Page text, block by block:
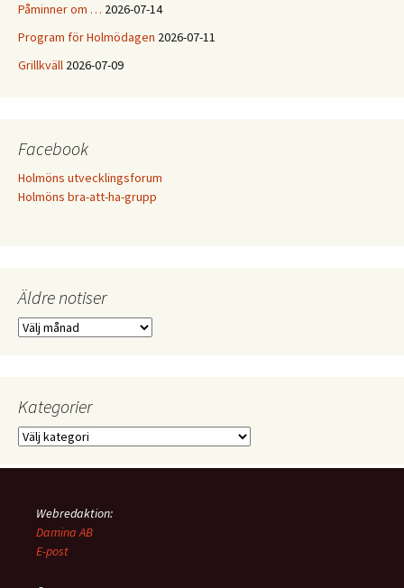
Påminner om … 2026-07-14
Program för Holmödagen 2026-07-11
Grillkväll 2026-07-09
Facebook
Holmöns utvecklingsforum
Holmöns bra-att-ha-grupp
Äldre notiser
Äldre
Kategorier
Kategorier
Webredaktion:
Damina AB
E-post